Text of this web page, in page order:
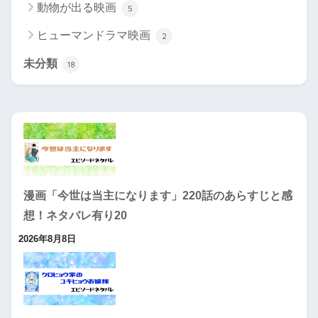
動物が出る映画 5
ヒューマンドラマ映画 2
未分類 18
漫画「今世は当主になります」220話のあらすじと感
想！ネタバレ有り20
2026年8月8日